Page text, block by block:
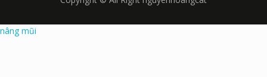
nâng mũi